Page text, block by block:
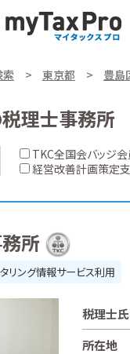
東京都 豊島
理士事務所
TKC全国会バッジ会
経営改善計画策定
所
リング情報サービス利用
税理士
所在地